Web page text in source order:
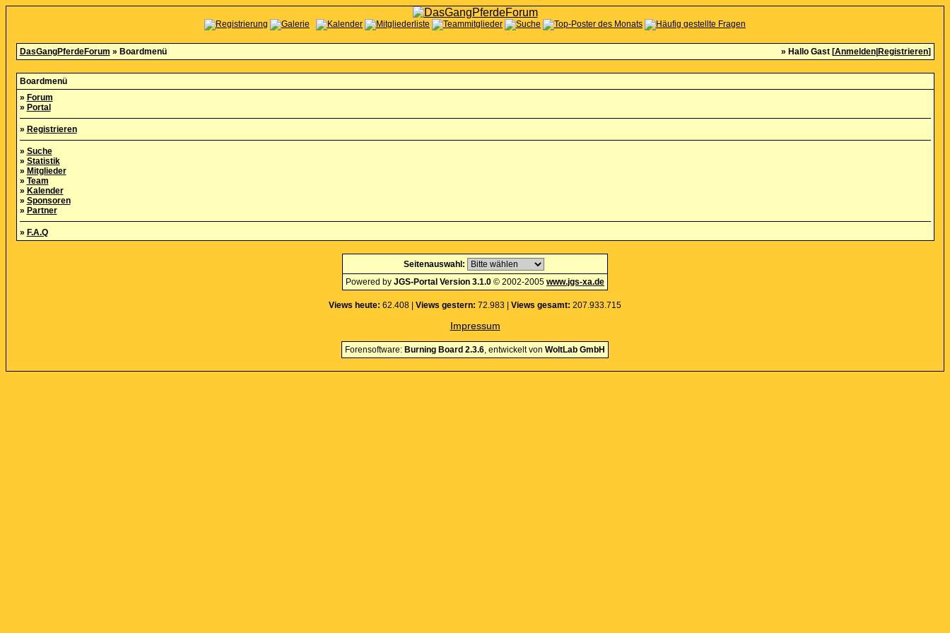
DasGangPferdeForum » Boardmenü » Hallo Gast [Anmelden| Registrieren]
Boardmenü
» Forum
» Portal
» Registrieren
» Suche
» Statistik
» Mitglieder
» Team
» Kalender
» Sponsoren
» Partner
» F.A.Q
Seitenauswahl:
Powered by JGS-Portal Version 3.1.0 © 2002-2005 www.jgs-xa.de
Views heute: 62.408 | Views gestern: 72.983 | Views gesamt: 207.933.715
Impressum
Forensoftware: Burning Board 2.3.6, entwickelt von WoltLab GmbH